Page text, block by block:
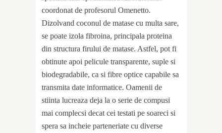
coordonat de profesorul Omenetto.
Dizolvand coconul de matase cu multa sare,
se poate izola fibroina, principala proteina
din structura firului de matase. Astfel, pot fi
obtinute apoi pelicule transparente, suple si
biodegradabile, ca si fibre optice capabile sa
transmita date informatice. Oamenii de
stiinta lucreaza deja la o serie de compusi
mai complecsi decat cei testati pe soareci si
spera sa incheie parteneriate cu diverse